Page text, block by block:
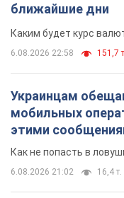
ближайшие дни
Каким будет курс
6.08.2026 22:58 151,7 т.
Украинцам
мобильных
этими
Как не попасть в
6.08.2026 21:02 16,4 т.